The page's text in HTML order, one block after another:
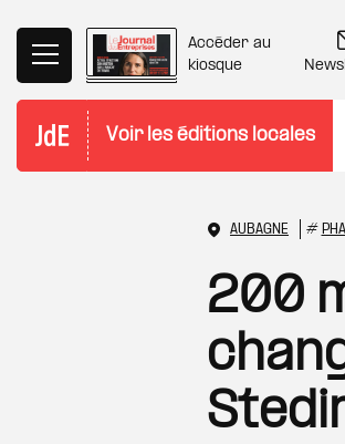
Accéder au
kiosque
Voir les éditions locales
AUBAGNE #
200